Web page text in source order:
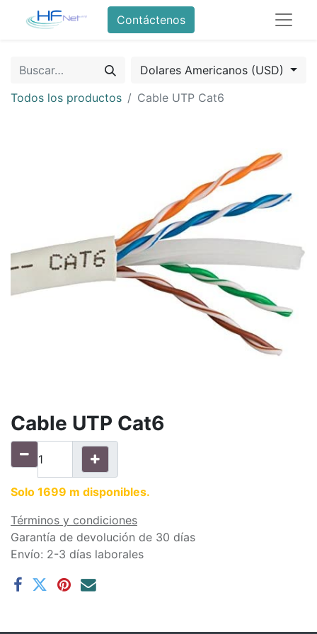
Contáctenos
Dolares Americanos (USD)
Todos los productos
Cable UTP Cat6
Cable UTP Cat6
Solo 1699 m disponibles.
Términos y condiciones
Garantía de devolución de 30 días
Envío: 2-3 días laborales